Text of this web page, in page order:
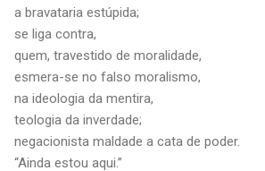
a bravataria estúpida;
se liga contra,
quem, travestido de moralidade,
esmera-se no falso moralismo,
na ideologia da mentira,
teologia da inverdade;
negacionista maldade a cata de poder.
“Ainda estou aqui.”